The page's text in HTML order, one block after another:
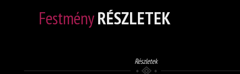
FestményRÉSZLETEK
Részletek